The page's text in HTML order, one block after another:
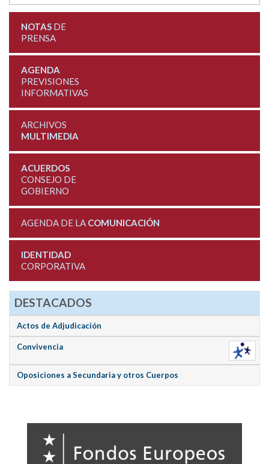
NOTASDE
PRENSA
AGENDA
PREVISIONES
INFORMATIVAS
ARCHIVOS
MULTIMEDIA
ACUERDOS
CONSEJO DE
GOBIERNO
AGENDA DE LA COMUNICACIÓN
IDENTIDAD
CORPORATIVA
DESTACADOS
Actos de Adjudicación
Convivencia
Oposiciones a Secundaria y otros Cuerpos